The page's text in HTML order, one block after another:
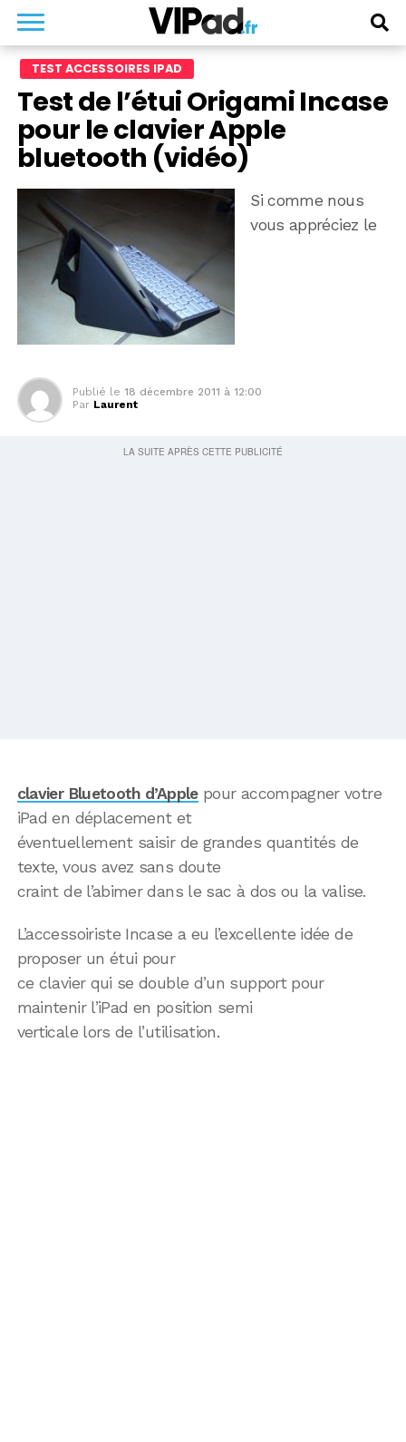
TEST ACCESSOIRES IPAD
Test de l’étui Origami Incase
pour le clavier Apple
bluetooth (vidéo)
Si comme nous
vous appréciez le
Publié le 18 décembre 2011 à 12:00
Par Laurent
clavier Bluetooth d’Applepour accompagner votre
iPad en déplacement et
éventuellement saisir de grandes quantités de
texte, vous avez sans doute
craint de l’abimer dans le sac à dos ou la valise.
L’accessoiriste Incase a eu l’excellente idée de
proposer un étui pour
ce clavier qui se double d’un support pour
maintenir l’iPad en position semi
verticale lors de l’utilisation.